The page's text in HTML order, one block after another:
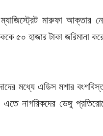
ম্যাজিস্ট্রেট মারুফা
৫০ হাজার টাকা জরিমানা
মধ্যে এডিস মশার
নাগরিকদের ডেঙ্গু